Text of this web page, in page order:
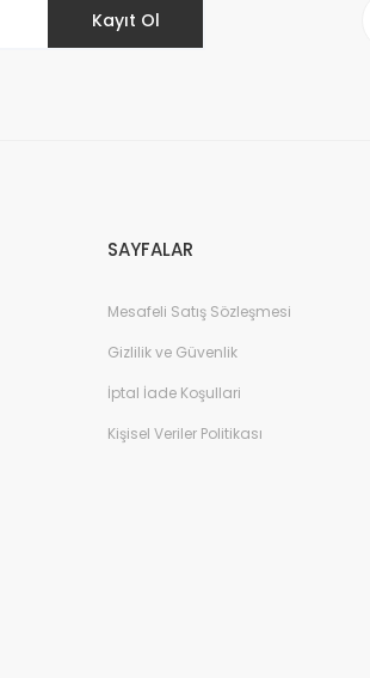
Kayıt Ol
SAYFALAR
Mesafeli Satış Sözleşmesi
Gizlilik ve Güvenlik
İptal İade Koşullari
Kişisel Veriler Politikası